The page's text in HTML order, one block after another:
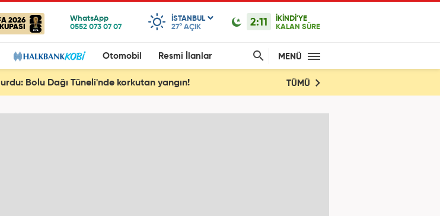
2026
ISTANBUL
27° AÇIK 2:11
İKİNDİ'YE
KALAN SÜRE
Otomobil Resmi İlanlar MENÜ
Bolu Dağı Tüneli'nde korkutan yangın! TÜMÜ